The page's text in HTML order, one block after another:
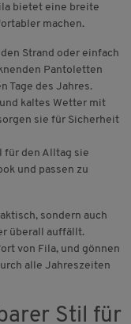
bietet eine breite
machen.
Strand oder einfach
Pantoletten
Tage des Jahres.
kaltes Wetter mit
sie für Sicherheit
für den Alltag sie
und passen zu
sondern auch
überall auffällt.
von Fila, und gönnen
alle Jahreszeiten
Stil für